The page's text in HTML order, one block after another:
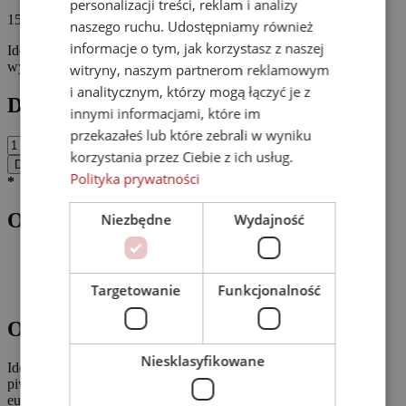
15,00
Idealnie pszeniczne! Jeden z najstarszych europejskich stylów o
wyczuwalnym zapachu estru bananowo-goździkowego.
Dostępność:
ilość
Weizen
500
Dodaj do koszyka
* 1 paczka (za jedną opłatę) to 4-12 piw
Opis produktu
Informacje dodatkowe
Opinie (0)
Opis
Idealnie pszeniczne! Doskonałe, orzeźwiające, naturalnie mętne
piwo pszeniczne górnej fermentacji. To jeden z najstarszych
europejskich stylów o wyczuwalnym zapachu estru bananowo-
personalizacji treści, reklam i analizy
naszego ruchu. Udostępniamy również
informacje o tym, jak korzystasz z naszej
witryny, naszym partnerom reklamowym
i analitycznym, którzy mogą łączyć je z
innymi informacjami, które im
przekazałeś lub które zebrali w wyniku
korzystania przez Ciebie z ich usług.
Polityka prywatności
Niezbędne Wydajność
Targetowanie Funkcjonalność
Niesklasyfikowane